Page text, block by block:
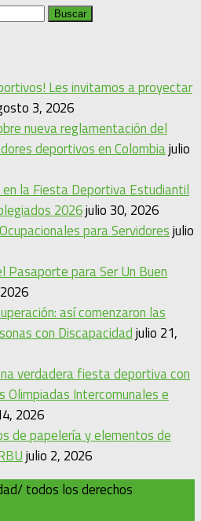
Les invitamos a proyectar
3, 2026
nueva reglamentación del
deportivos en Colombiajulio
la Fiesta Deportiva Estudiantil
2026julio 30, 2026
para Servidoresjulio
para Ser Un Buen
así comenzaron las
con Discapacidadjulio 21,
verdadera fiesta deportiva con
Olimpiadas Intercomunales e
2026
de papelería y elementos de
julio 2, 2026
todos los derechos